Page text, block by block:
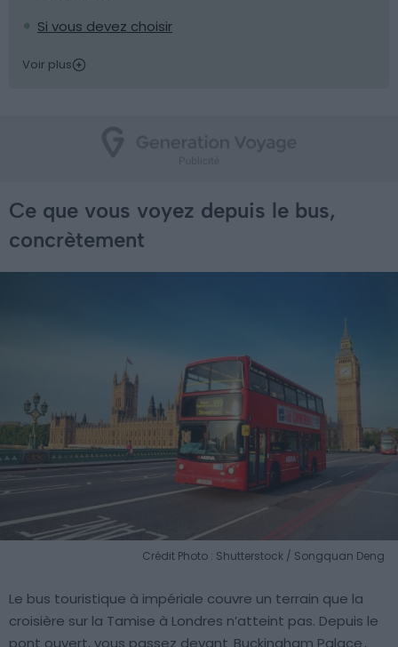
Si vous devez choisir
Voir plus
Ce que vous voyez depuis le bus,
concrètement
Crédit Photo : Shutterstock / Songquan Deng
Le bus touristique à impériale couvre un terrain que la
croisière sur la Tamise à Londres n’atteint pas. Depuis le
pont ouvert, vous passez devant Buckingham Palace,